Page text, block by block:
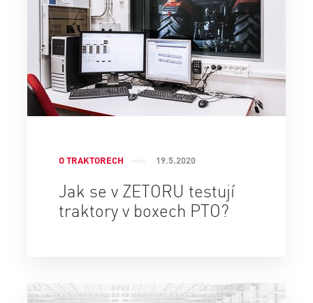
O TRAKTORECH 19.5.2020
Jak se v ZETORU testují
traktory v boxech PTO?